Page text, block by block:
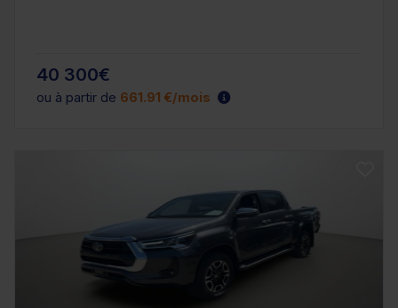
40 300€
ou à partir de 661.91 €/mois